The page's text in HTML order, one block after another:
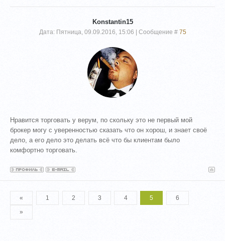
Konstantin15
Дата: Пятница, 09.09.2016, 15:06 | Сообщение # 75
Нравится торговать у верум, по скольку это не первый мой
брокер могу с уверенностью сказать что он хорош, и знает своё
дело, а его дело это делать всё что бы клиентам было
комфортно торговать.
« 1 2 3 4 5 6
»